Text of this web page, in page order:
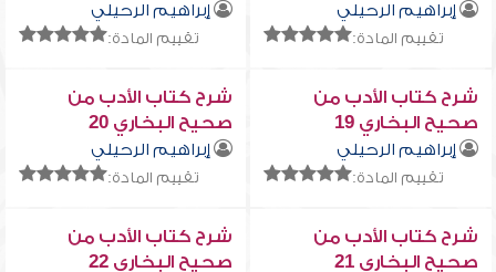
إبراهيم الرحيلي
تقييم المادة:
إبراهيم الرحيلي
تقييم المادة:
شرح كتاب الأدب من
صحيح البخاري 19
إبراهيم الرحيلي
تقييم المادة:
شرح كتاب الأدب من
صحيح البخاري 20
إبراهيم الرحيلي
تقييم المادة:
شرح كتاب الأدب من
صحيح البخاري 21
شرح كتاب الأدب من
صحيح البخاري 22